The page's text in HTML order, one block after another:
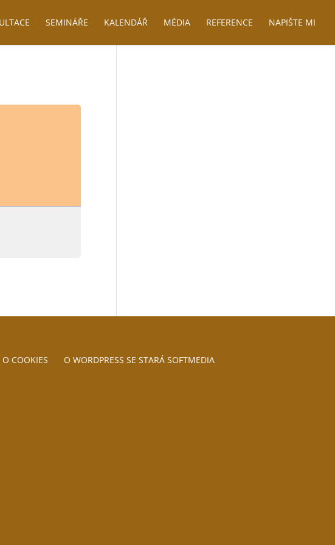
SEMINÁŘE KALENDÁŘ MÉDIA REFERENCE NAPIŠTE MI
COOKIES O WORDPRESS SE STARÁ SOFTMEDIA